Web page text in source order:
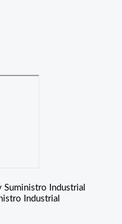
Industrial
Industrial